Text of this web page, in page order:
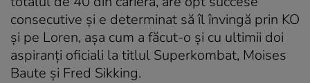
consecutive și e determinat să îl învingă prin KO
şi pe Loren, aşa cum a făcut-o şi cu ultimii doi
aspiranţi oficiali la titlul Superkombat, Moises
Baute şi Fred Sikking.